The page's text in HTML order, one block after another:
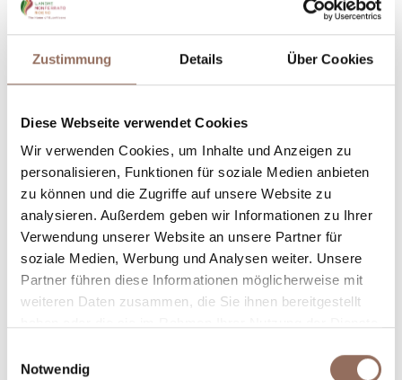
Zustimmung Details Über Cookies
Diese Webseite verwendet Cookies
Wir verwenden Cookies, um Inhalte und Anzeigen zu
personalisieren, Funktionen für soziale Medien anbieten
zu können und die Zugriffe auf unsere Website zu
analysieren. Außerdem geben wir Informationen zu Ihrer
Verwendung unserer Website an unsere Partner für
soziale Medien, Werbung und Analysen weiter. Unsere
Partner führen diese Informationen möglicherweise mit
weiteren Daten zusammen, die Sie ihnen bereitgestellt
Notwendig
Roero
Ufficio Informazioni
Turistiche Di Corneliano D
Alba
Piazza Cottolengo, 52, Corneliano d'Alba (CN)
+39 0173 619918-info@giorello.it